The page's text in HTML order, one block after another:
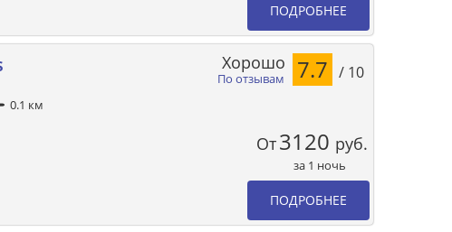
ПОДРОБНЕЕ
0.1 км
По отзывам
Хорошо 7.7 / 10
От3120 руб.
за 1 ночь
ПОДРОБНЕЕ